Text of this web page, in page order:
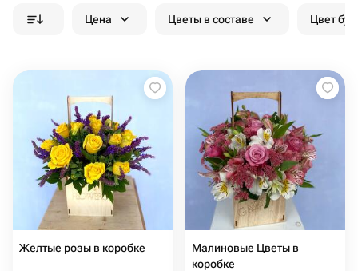
Цена Цветы в составе Цвет
Желтые розы в кoрoбкe
Малиновые Цветы в
коробке